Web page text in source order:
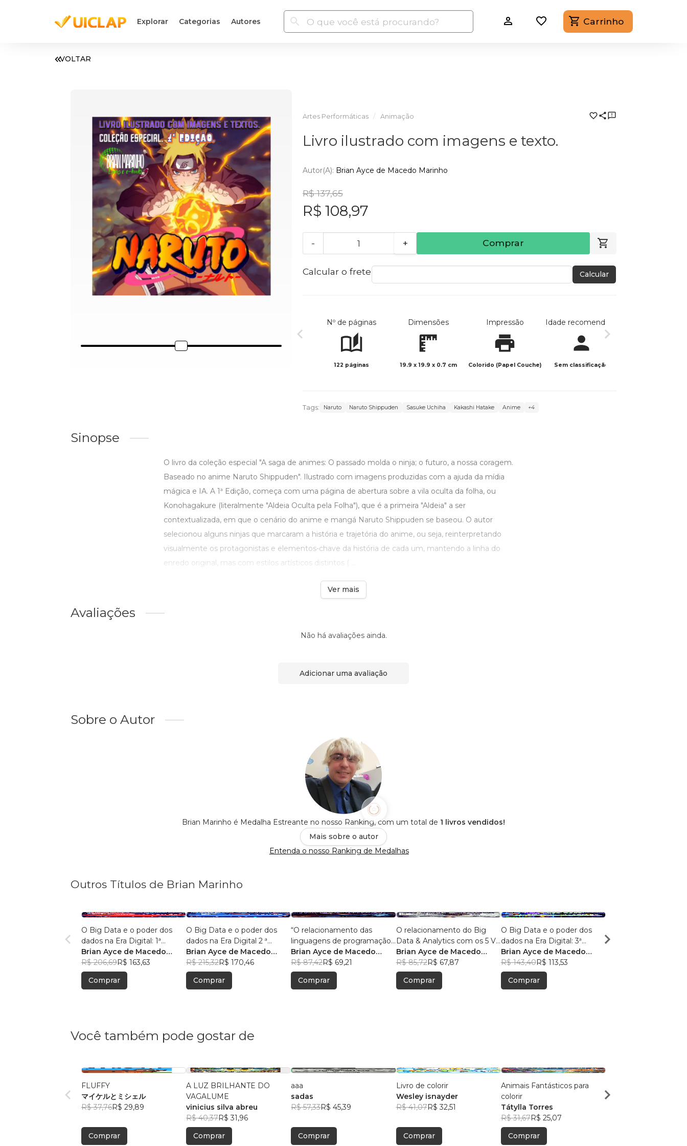
Explorar Categorias Autores Carrinho
VOLTAR
Artes Performáticas Animação
Livro ilustrado com imagens e texto.
Autor(a): Brian Ayce de Macedo Marinho
R$ 137,65
R$ 108,97
- + Comprar
Calcular o frete Calcular
Nº de páginas
122 páginas
Dimensões
19.9 x 19.9 x 0.7 cm
Impressão
Colorido (Papel Couche)
Idade recomendada
Sem classificação
Tags: Naruto Naruto Shippuden Sasuke Uchiha Kakashi Hatake Anime +4
Sinopse
O livro da coleção especial "A saga de animes: O passado molda o ninja; o futuro, a nossa coragem.
Baseado no anime Naruto Shippuden". Ilustrado com imagens produzidas com a ajuda da mídia
mágica e IA. A 1ª Edição, começa com uma página de abertura sobre a vila oculta da folha, ou
Konohagakure (literalmente "Aldeia Oculta pela Folha"), que é a primeira "Aldeia" a ser
contextualizada, em que o cenário do anime e mangá Naruto Shippuden se baseou. O autor
selecionou alguns ninjas que marcaram a história e trajetória do anime, ou seja, reinterpretando
visualmente os protagonistas e elementos-chave da história de cada um, mantendo a linha do
enredo original, mas com estilos artísticos distintos ( ...
Ver mais
Avaliações
Não há avaliações ainda.
Adicionar uma avaliação
Sobre o Autor
Brian Marinho é Medalha Estreante no nosso Ranking, com um total de 1 livros vendidos!
Mais sobre o autor
Entenda o nosso Ranking de Medalhas
Outros Títulos de Brian Marinho
O Big Data e o poder dos
dados na Era Digital: 1ª
Edição.
Brian Ayce de Macedo
Marinho
R$ 206,69R$ 163,63
Comprar
O Big Data e o poder dos
dados na Era Digital 2 ª
Edição:
Brian Ayce de Macedo
Marinho
R$ 215,32R$ 170,46
Comprar
“O relacionamento das
linguagens de programação
com o big data e analytics.”
Brian Ayce de Macedo
Marinho
R$ 87,42R$ 69,21
Comprar
O relacionamento do Big
Data & Analytics com os 5 Vs.
Com 50 perguntas e
respostas.
Brian Ayce de Macedo
Marinho
R$ 85,72R$ 67,87
Comprar
O Big Data e o poder dos
dados na Era Digital: 3ª
Edição.
Brian Ayce de Macedo
Marinho
R$ 143,40R$ 113,53
Comprar
Data & Analytics com
Você também pode gostar de
FLUFFY
マイケルとミシェル
R$ 37,76R$ 29,89
Comprar
A LUZ BRILHANTE DO
VAGALUME
vinicius silva abreu
R$ 40,37R$ 31,96
Comprar
aaa
sadas
R$ 57,33R$ 45,39
Comprar
Livro de colorir
Wesley isnayder
R$ 41,07R$ 32,51
Comprar
Animais Fantásticos para
colorir
Tátylla Torres
R$ 31,67R$ 25,07
Comprar
Thiago Santos